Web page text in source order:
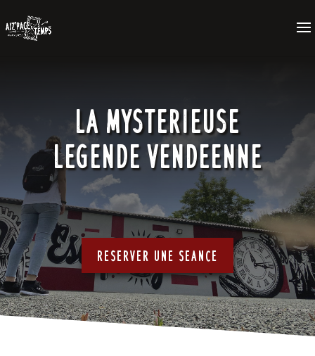
La mysterieuse
legende vendeenne
Reserver une seance